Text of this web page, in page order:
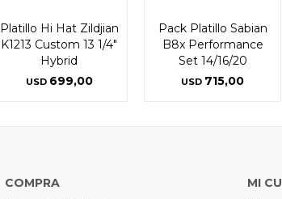
Platillo Hi Hat Zildjian
K1213 Custom 13 1/4"
Hybrid
USD 699,00
Pack Platillo Sabian
B8x Performance
Set 14/16/20
USD 715,00
COMPRA MI